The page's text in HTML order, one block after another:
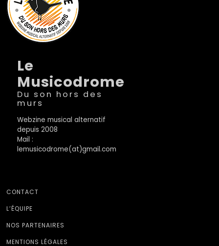
Le
Musicodrome
Du son hors des
murs
Webzine musical alternatif
depuis 2008
Mail :
lemusicodrome(at)gmail.com
CONTACT
L’ÉQUIPE
NOS PARTENAIRES
MENTIONS LÉGALES